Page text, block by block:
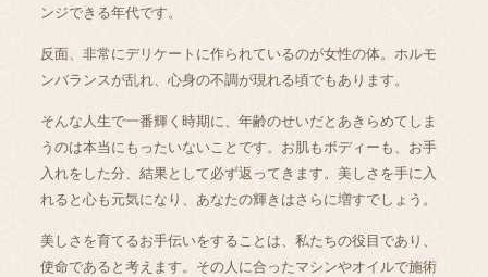
ンジできる年代です。
反面、非常にデリケートに作られているのが女性の体。ホルモ
ンバランスが乱れ、心身の不調が現れる頃でもあります。
そんな人生で一番輝く時期に、年齢のせいだとあきらめてしま
うのは本当にもったいないことです。お肌もボディーも、お手
入れをした分、結果として必ず返ってきます。美しさを手に入
れると心も元気になり、あなたの輝きはさらに増すでしょう。
美しさを育てるお手伝いをすることは、私たちの役目であり、
使命であると考えます。その人に合ったマシンやオイルで施術